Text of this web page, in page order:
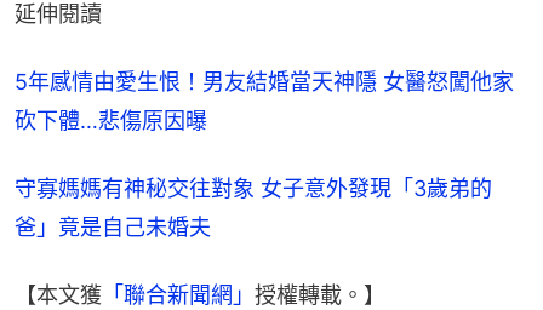
延伸閱讀
5年感情由愛生恨！男友結婚當天神隱 女醫怒闖他家
砍下體…悲傷原因曝
守寡媽媽有神秘交往對象 女子意外發現「3歲弟的
爸」竟是自己未婚夫
【本文獲 「聯合新聞網」 授權轉載。】